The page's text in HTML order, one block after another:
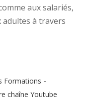
aux salariés,
adultes à travers
Formations -
chaîne Youtube